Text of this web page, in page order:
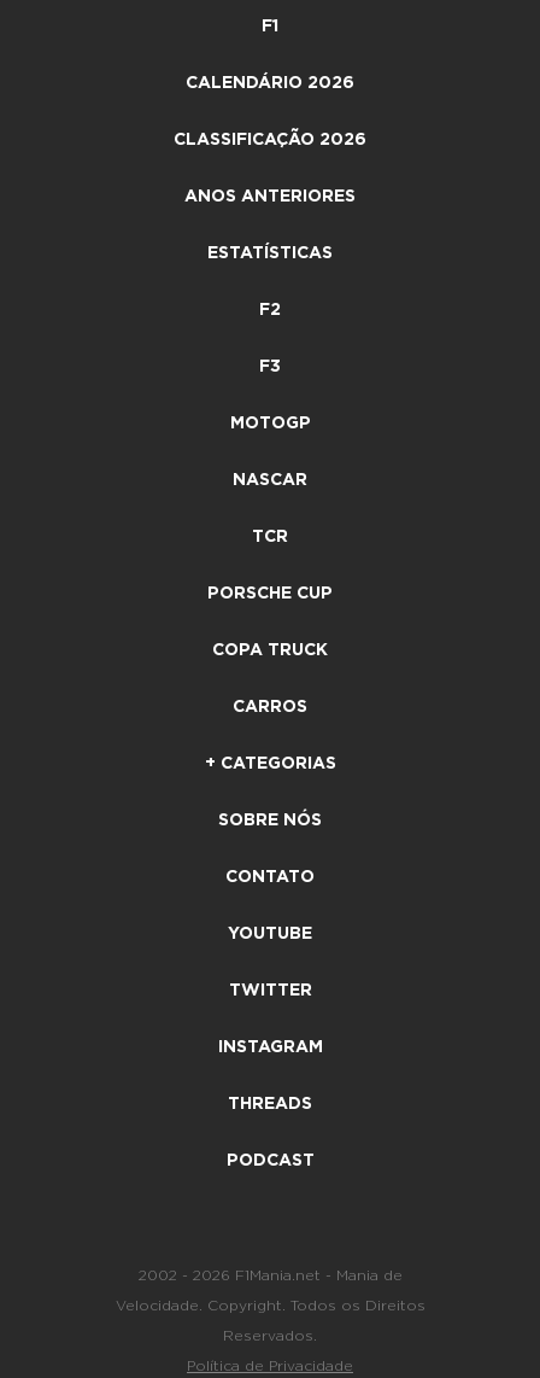
F1
CALENDÁRIO 2026
CLASSIFICAÇÃO 2026
ANOS ANTERIORES
ESTATÍSTICAS
F2
F3
MOTOGP
NASCAR
TCR
PORSCHE CUP
COPA TRUCK
CARROS
+ CATEGORIAS
SOBRE NÓS
CONTATO
YOUTUBE
TWITTER
INSTAGRAM
THREADS
PODCAST
2002 - 2026 F1Mania.net - Mania de
Velocidade. Copyright. Todos os Direitos
Reservados.
Política de Privacidade